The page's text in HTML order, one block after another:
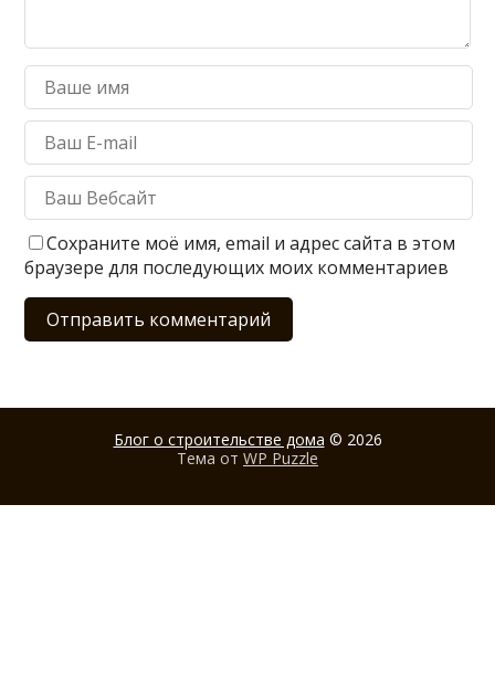
Сохраните моё имя, email и адрес сайта в этом
браузере для последующих моих комментариев
Блог о строительстве дома © 2026
Тема от WP Puzzle